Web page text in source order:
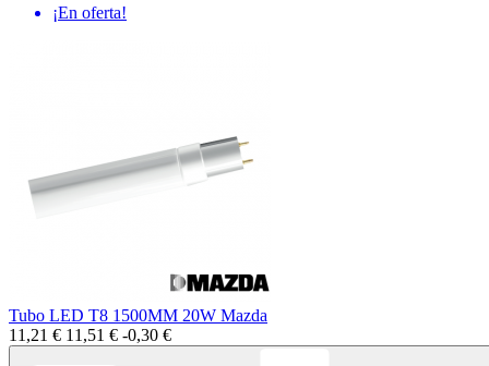
¡En oferta!
Tubo LED T8 1500MM 20W Mazda
11,21 € 11,51 € -0,30 €